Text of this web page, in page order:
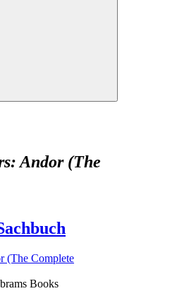
Suchen
Andor (The
Books